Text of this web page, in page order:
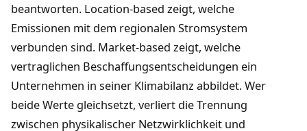
beantworten. Location-based zeigt, welche
Emissionen mit dem regionalen Stromsystem
verbunden sind. Market-based zeigt, welche
vertraglichen Beschaffungsentscheidungen ein
Unternehmen in seiner Klimabilanz abbildet. Wer
beide Werte gleichsetzt, verliert die Trennung
zwischen physikalischer Netzwirklichkeit und